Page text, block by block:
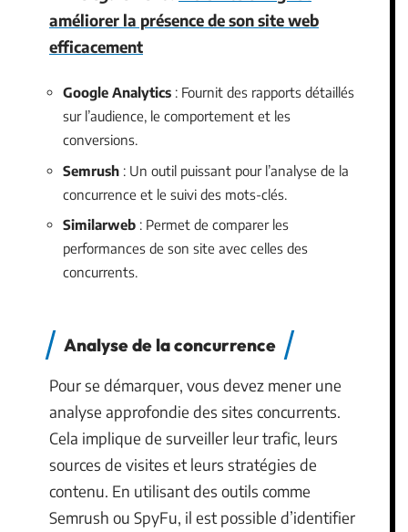
améliorer la présence de son site web
efficacement
Google Analytics : Fournit des rapports détaillés
sur l’audience, le comportement et les
conversions.
Semrush : Un outil puissant pour l’analyse de la
concurrence et le suivi des mots-clés.
Similarweb : Permet de comparer les
performances de son site avec celles des
concurrents.
Analyse de la concurrence
Pour se démarquer, vous devez mener une
analyse approfondie des sites concurrents.
Cela implique de surveiller leur trafic, leurs
sources de visites et leurs stratégies de
contenu. En utilisant des outils comme
Semrush ou SpyFu, il est possible d’identifier